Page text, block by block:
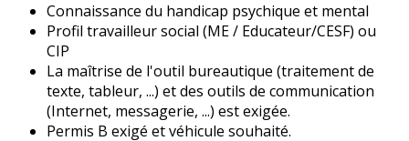
Connaissance du handicap psychique et mental
Profil travailleur social (ME / Educateur/CESF) ou
CIP
La maîtrise de l'outil bureautique (traitement de
texte, tableur, ...) et des outils de communication
(Internet, messagerie, ...) est exigée.
Permis B exigé et véhicule souhaité.